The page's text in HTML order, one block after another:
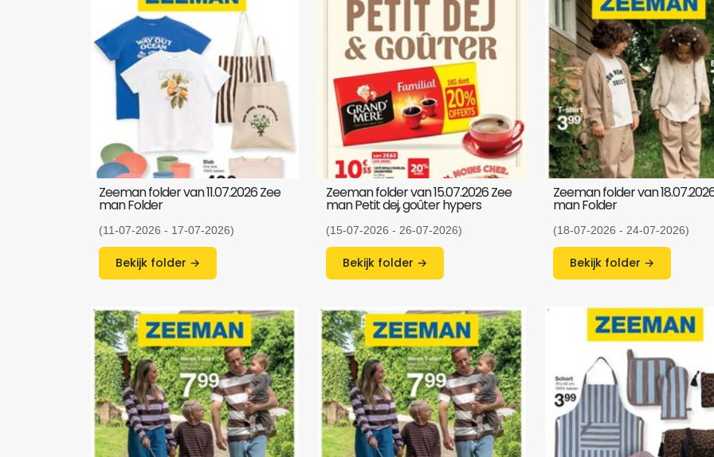
Zeeman folder van 11.07.2026 Zee
man Folder
(11-07-2026 - 17-07-2026)
Bekijk folder →
Zeeman folder van 15.07.2026 Zee
man Petit dej, goûter hypers
(15-07-2026 - 26-07-2026)
Bekijk folder →
Zeeman folder van
man Folder
(18-07-2026 - 24-07-2026)
Bekijk folder →